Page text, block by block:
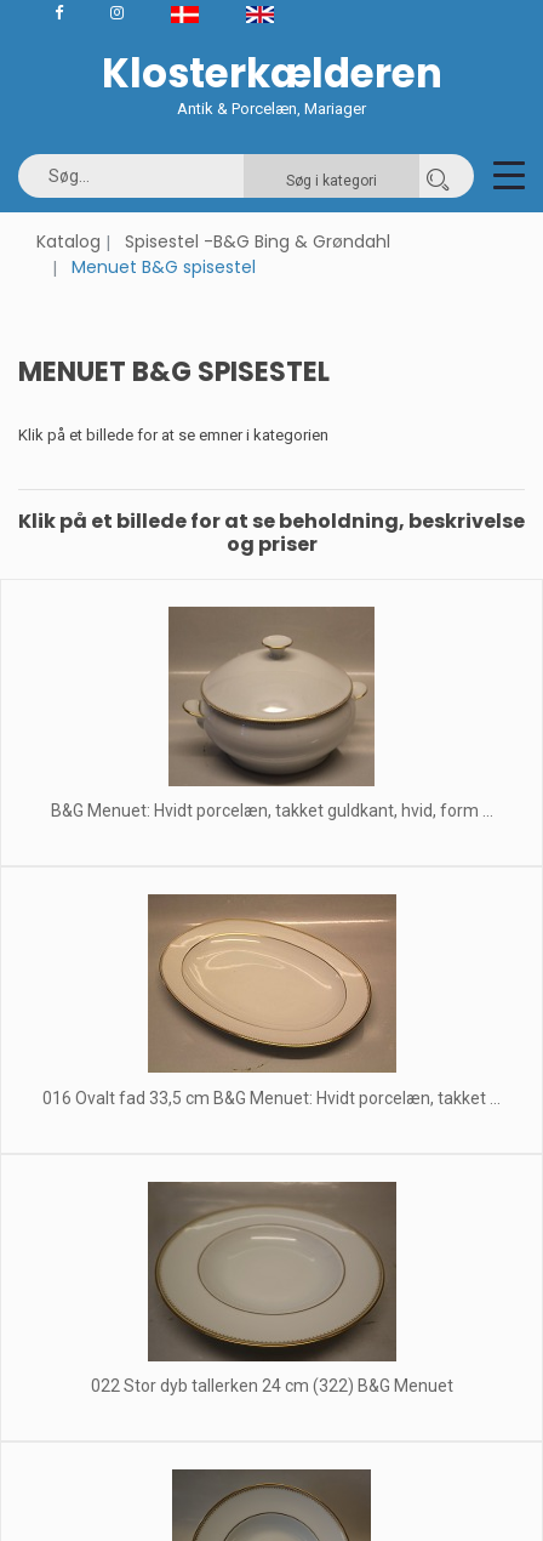
Klosterkælderen
Antik & Porcelæn, Mariager
Søg i kategori
Katalog
Spisestel -B&G Bing & Grøndahl
Menuet B&G spisestel
MENUET B&G SPISESTEL
Klik på et billede for at se emner i kategorien
Klik på et billede for at se beholdning, beskrivelse
og priser
B&G Menuet: Hvidt porcelæn, takket guldkant, hvid, form ...
016 Ovalt fad 33,5 cm B&G Menuet: Hvidt porcelæn, takket ...
022 Stor dyb tallerken 24 cm (322) B&G Menuet